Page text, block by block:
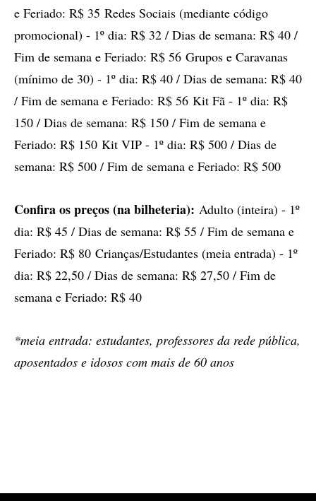
e Feriado: R$ 35 Redes Sociais (mediante código
promocional) - 1º dia: R$ 32 / Dias de semana: R$ 40 /
Fim de semana e Feriado: R$ 56 Grupos e Caravanas
(mínimo de 30) - 1º dia: R$ 40 / Dias de semana: R$ 40
/ Fim de semana e Feriado: R$ 56 Kit Fã - 1º dia: R$
150 / Dias de semana: R$ 150 / Fim de semana e
Feriado: R$ 150 Kit VIP - 1º dia: R$ 500 / Dias de
semana: R$ 500 / Fim de semana e Feriado: R$ 500
Confira os preços (na bilheteria): Adulto (inteira) - 1º
dia: R$ 45 / Dias de semana: R$ 55 / Fim de semana e
Feriado: R$ 80 Crianças/Estudantes (meia entrada) - 1º
dia: R$ 22,50 / Dias de semana: R$ 27,50 / Fim de
semana e Feriado: R$ 40
*meia entrada: estudantes, professores da rede pública,
aposentados e idosos com mais de 60 anos